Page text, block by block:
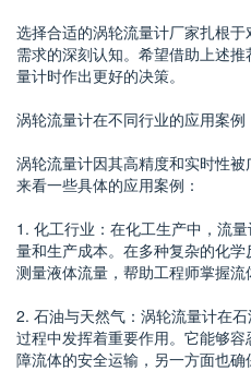
选择合适的涡轮流量计厂家扎根
需求的深刻认知。希望借助上述
量计时作出更好的决策。
涡轮流量计在不同行业的应用案例
涡轮流量计因其高精度和实时性
来看一些具体的应用案例：
1. 化工行业：在化工生产中，流
量和生产成本。在多种复杂的化
测量液体流量，帮助工程师掌握流
2. 石油与天然气：涡轮流量计在
过程中发挥着重要作用。它能够
障流体的安全运输，另一方面也确